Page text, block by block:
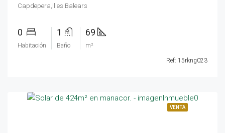
Capdepera,Illes Balears
0
Habitación
1
Baño
69
m²
Ref: 15rkng023
VENTA